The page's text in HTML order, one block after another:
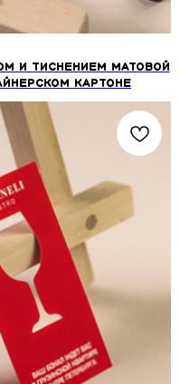
и тиснением матовой
картоне